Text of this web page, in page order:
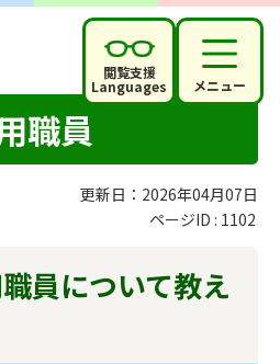
閲覧支援
Languages メニュー
職員
更新日：2026年04月07日
ページID : 1102
員について教え